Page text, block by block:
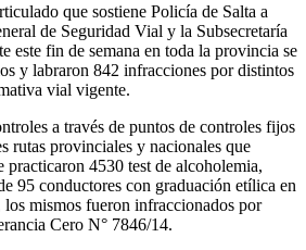
que sostiene Policía de Salta a
de Seguridad Vial y la Subsecretaría
este fin de semana en toda la provincia se
y labraron 842 infracciones por distintos
vial vigente.
a través de puntos de controles fijos
rutas provinciales y nacionales que
practicaron 4530 test de alcoholemia,
95 conductores con graduación etílica en
los mismos fueron infraccionados por
Cero N° 7846/14.